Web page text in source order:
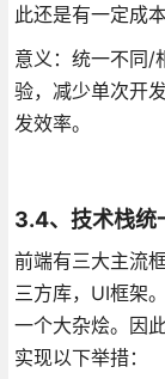
此还是有一定成本
意义：统一不同/
验，减少单次开
发效率。
3.4、技术栈统
前端有三大主流
三方库，UI框架
一个大杂烩。因
实现以下举措：